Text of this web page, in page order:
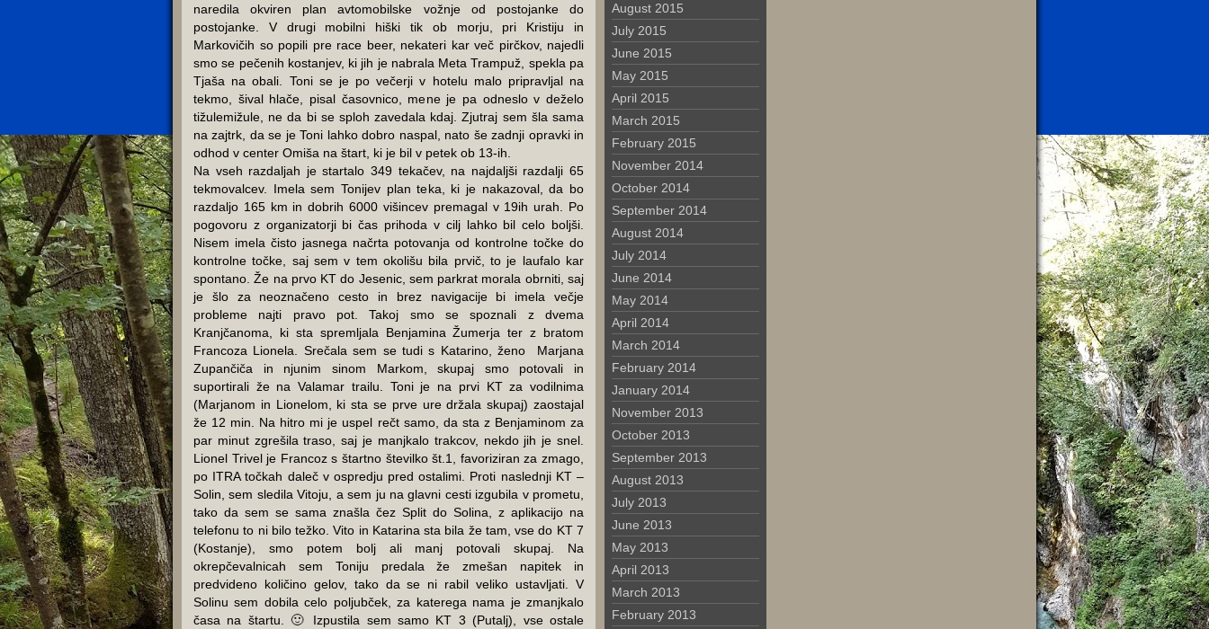
naredila okviren plan avtomobilske vožnje od postojanke do
postojanke. V drugi mobilni hiški tik ob morju, pri Kristiju in
Markovičih so popili pre race beer, nekateri kar več pirčkov, najedli
smo se pečenih kostanjev, ki jih je nabrala Meta Trampuž, spekla pa
Tjaša na obali. Toni se je po večerji v hotelu malo pripravljal na
tekmo, šival hlače, pisal časovnico, mene je pa odneslo v deželo
tižulemižule, ne da bi se sploh zavedala kdaj. Zjutraj sem šla sama
na zajtrk, da se je Toni lahko dobro naspal, nato še zadnji opravki in
odhod v center Omiša na štart, ki je bil v petek ob 13-ih.
Na vseh razdaljah je startalo 349 tekačev, na najdaljši razdalji 65
tekmovalcev. Imela sem Tonijev plan teka, ki je nakazoval, da bo
razdaljo 165 km in dobrih 6000 višincev premagal v 19ih urah. Po
pogovoru z organizatorji bi čas prihoda v cilj lahko bil celo boljši.
Nisem imela čisto jasnega načrta potovanja od kontrolne točke do
kontrolne točke, saj sem v tem okolišu bila prvič, to je laufalo kar
spontano. Že na prvo KT do Jesenic, sem parkrat morala obrniti, saj
je šlo za neoznačeno cesto in brez navigacije bi imela večje
probleme najti pravo pot. Takoj smo se spoznali z dvema
Kranjčanoma, ki sta spremljala Benjamina Žumerja ter z bratom
Francoza Lionela. Srečala sem se tudi s Katarino, ženo Marjana
Zupančiča in njunim sinom Markom, skupaj smo potovali in
suportirali že na Valamar trailu. Toni je na prvi KT za vodilnima
(Marjanom in Lionelom, ki sta se prve ure držala skupaj) zaostajal
že 12 min. Na hitro mi je uspel rečt samo, da sta z Benjaminom za
par minut zgrešila traso, saj je manjkalo trakcov, nekdo jih je snel.
Lionel Trivel je Francoz s štartno številko št.1, favoriziran za zmago,
po ITRA točkah daleč v ospredju pred ostalimi. Proti naslednji KT –
Solin, sem sledila Vitoju, a sem ju na glavni cesti izgubila v prometu,
tako da sem se sama znašla čez Split do Solina, z aplikacijo na
telefonu to ni bilo težko. Vito in Katarina sta bila že tam, vse do KT 7
(Kostanje), smo potem bolj ali manj potovali skupaj. Na
okrepčevalnicah sem Toniju predala že zmešan napitek in
predvideno količino gelov, tako da se ni rabil veliko ustavljati. V
Solinu sem dobila celo poljubček, za katerega nama je zmanjkalo
časa na štartu. 🙂 Izpustila sem samo KT 3 (Putalj), vse ostale
August 2015
July 2015
June 2015
May 2015
April 2015
March 2015
February 2015
November 2014
October 2014
September 2014
August 2014
July 2014
June 2014
May 2014
April 2014
March 2014
February 2014
January 2014
November 2013
October 2013
September 2013
August 2013
July 2013
June 2013
May 2013
April 2013
March 2013
February 2013